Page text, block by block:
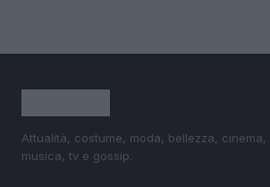
Attualità, costume, moda, bellezza, cinema,
musica, tv e gossip.